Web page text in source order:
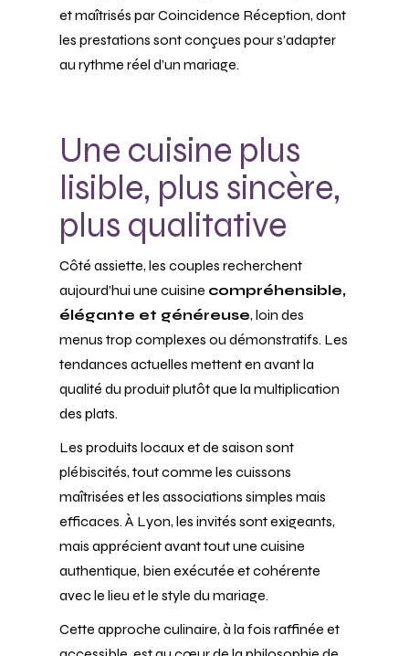
et maîtrisés par Coincidence Réception, dont
les prestations sont conçues pour s’adapter
au rythme réel d’un mariage.
Une cuisine plus
lisible, plus sincère,
plus qualitative
Côté assiette, les couples recherchent
aujourd’hui une cuisine compréhensible,
élégante et généreuse, loin des
menus trop complexes ou démonstratifs. Les
tendances actuelles mettent en avant la
qualité du produit plutôt que la multiplication
des plats.
Les produits locaux et de saison sont
plébiscités, tout comme les cuissons
maîtrisées et les associations simples mais
efficaces. À Lyon, les invités sont exigeants,
mais apprécient avant tout une cuisine
authentique, bien exécutée et cohérente
avec le lieu et le style du mariage.
Cette approche culinaire, à la fois raffinée et